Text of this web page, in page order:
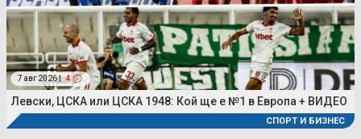
7 авг 2026 | 4
Левски, ЦСКА или ЦСКА 1948: Кой ще е №1 в Европа + ВИДЕО
СПОРТ И БИЗНЕС